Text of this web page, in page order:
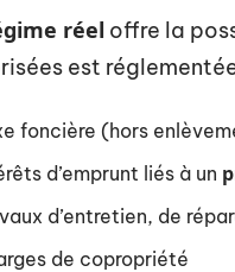
réel offre la
est
foncière (hors
d’emprunt liés à un
d’entretien, de
de copropriété